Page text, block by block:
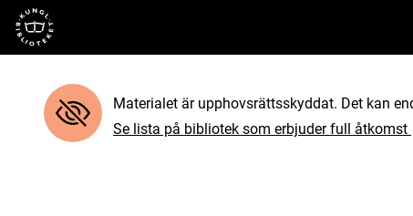
Till startsidan
Materialet är upphovsrättsskyddat. Det kan
Se lista på bibliotek som erbjuder full åtkomst